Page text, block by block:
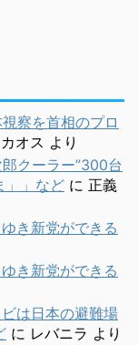
察を首相のプロ
カオス より
クーラー”300台
」」など に 正義
き新党ができる
き新党ができる
は日本の避難場
に レバニラ より